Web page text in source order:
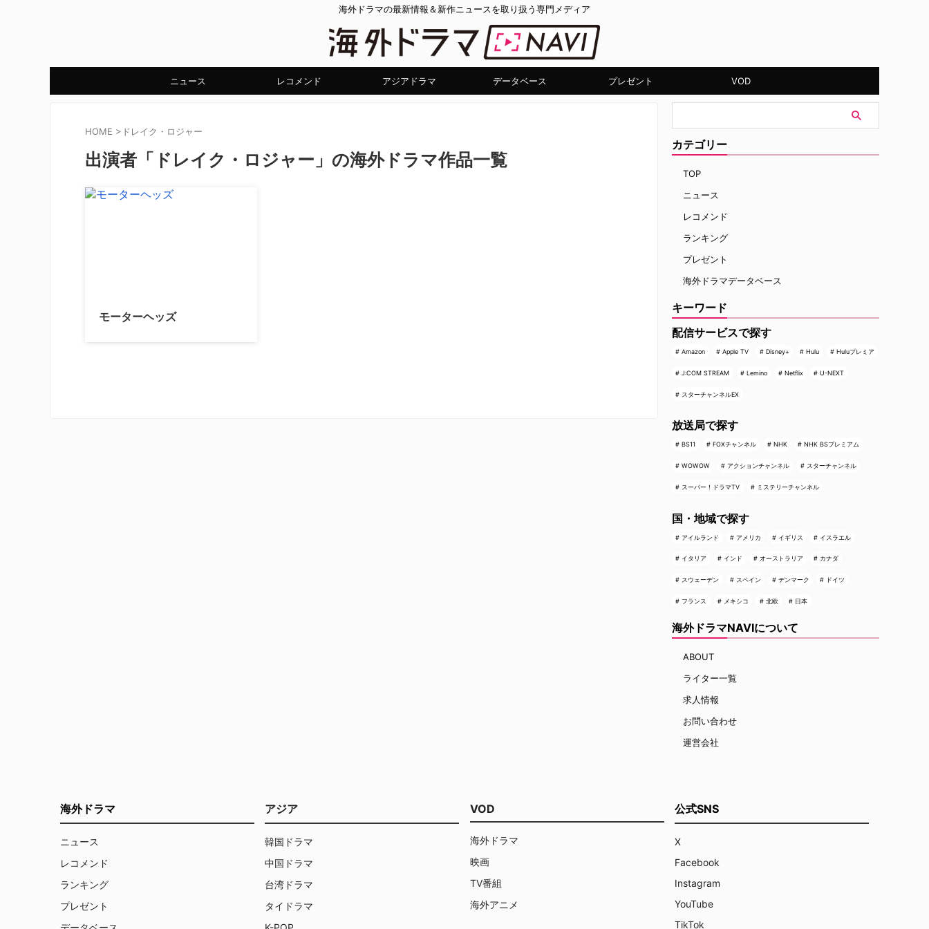
海外ドラマの最新情報＆新作ニュースを取り扱う専門メディア
ニュース レコメンド アジアドラマ データベース プレゼント VOD
HOME > ドレイク・ロジャー
出演者「ドレイク・ロジャー」の海外ドラマ作品一覧
モーターヘッズ
カテゴリー
TOP
ニュース
レコメンド
ランキング
プレゼント
海外ドラマデータベース
キーワード
配信サービスで探す
Amazon Apple TV Disney+ Hulu Huluプレミア
J:COM STREAM Lemino Netflix U-NEXT
スターチャンネルEX
放送局で探す
BS11 FOXチャンネル NHK NHK BSプレミアム
WOWOW アクションチャンネル スターチャンネル
スーパー！ドラマTV ミステリーチャンネル
国・地域で探す
アイルランド アメリカ イギリス イスラエル
イタリア インド オーストラリア カナダ
スウェーデン スペイン デンマーク ドイツ
フランス メキシコ 北欧 日本
海外ドラマNAVIについて
ABOUT
ライター一覧
求人情報
お問い合わせ
運営会社
海外ドラマ
ニュース
レコメンド
ランキング
プレゼント
アジア
韓国ドラマ
中国ドラマ
台湾ドラマ
タイドラマ
VOD
海外ドラマ
映画
TV番組
海外アニメ
公式SNS
X
Facebook
Instagram
YouTube
TikTok